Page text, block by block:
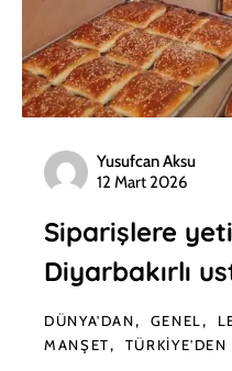
Yusufcan Aksu
12 Mart 2026
Siparişlere
Diyarbakırlı
DÜNYA'DAN GENEL
MANŞET
TÜRKIYE'DEN